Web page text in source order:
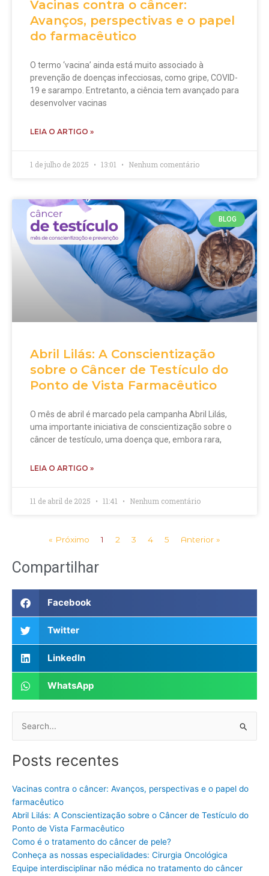
Vacinas contra o câncer:
Avanços, perspectivas e o papel
do farmacêutico
O termo ‘vacina’ ainda está muito associado à
prevenção de doenças infecciosas, como gripe, COVID-
19 e sarampo. Entretanto, a ciência tem avançado para
desenvolver vacinas
LEIA O ARTIGO »
1 de julho de 2025 13:01 Nenhum comentário
BLOG
Abril Lilás: A Conscientização
sobre o Câncer de Testículo do
Ponto de Vista Farmacêutico
O mês de abril é marcado pela campanha Abril Lilás,
uma importante iniciativa de conscientização sobre o
câncer de testículo, uma doença que, embora rara,
LEIA O ARTIGO »
11 de abril de 2025 11:41 Nenhum comentário
« Próximo 1 2 3 4 5 Anterior »
Compartilhar
Facebook
Twitter
LinkedIn
WhatsApp
Pesquisar
por:
Posts recentes
Vacinas contra o câncer: Avanços, perspectivas e o papel do
farmacêutico
Abril Lilás: A Conscientização sobre o Câncer de Testículo do
Ponto de Vista Farmacêutico
Como é o tratamento do câncer de pele?
Conheça as nossas especialidades: Cirurgia Oncológica
Equipe interdisciplinar não médica no tratamento do câncer